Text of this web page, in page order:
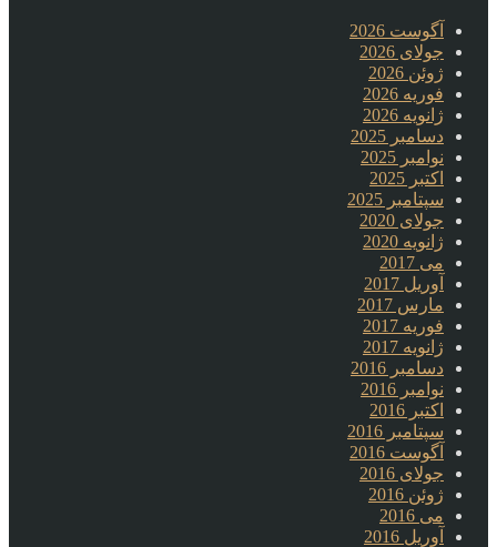
آگوست 2026
جولای 2026
ژوئن 2026
فوریه 2026
ژانویه 2026
دسامبر 2025
نوامبر 2025
اکتبر 2025
سپتامبر 2025
جولای 2020
ژانویه 2020
می 2017
آوریل 2017
مارس 2017
فوریه 2017
ژانویه 2017
دسامبر 2016
نوامبر 2016
اکتبر 2016
سپتامبر 2016
آگوست 2016
جولای 2016
ژوئن 2016
می 2016
آوریل 2016